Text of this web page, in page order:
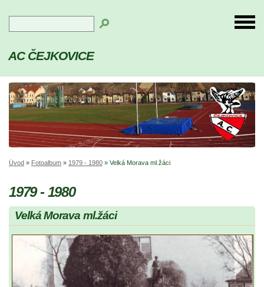
AC ČEJKOVICE
Úvod » Fotoalbum » 1979 - 1980 » Velká Morava ml.žáci
1979 - 1980
Velká Morava ml.žáci